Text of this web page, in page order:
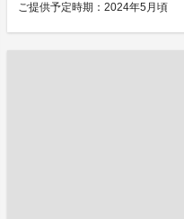
ご提供予定時期：2024年5月頃